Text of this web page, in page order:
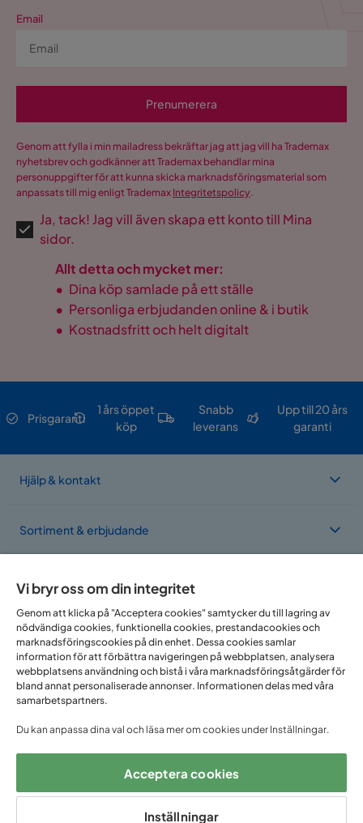
Email
Prenumerera
Genom att fylla i min mailadress bekräftar jag att jag vill ha Trademax
nyhetsbrev och godkänner att Trademax behandlar mina
personuppgifter för att kunna skicka marknadsföringsmaterial som
anpassats till mig enligt Trademax Integritetspolicy.
Ja, tack! Jag vill även skapa ett konto till Mina
sidor.
Allt detta och mycket mer:
• Dina köp samlade på ett ställe
• Personliga erbjudanden online & i butik
• Kostnadsfritt och helt digitalt
Prisgaranti
1 års öppet
köp
Snabb
leverans
Upp till 20 års
garanti
Hjälp & kontakt
Sortiment & erbjudande
Vi finns i flera länder
Följ oss på:
Vi bryr oss om din integritet
Genom att klicka på "Acceptera cookies" samtycker du till lagring av
nödvändiga cookies, funktionella cookies, prestandacookies och
marknadsföringscookies på din enhet. Dessa cookies samlar
information för att förbättra navigeringen på webbplatsen, analysera
webbplatsens användning och bistå i våra marknadsföringsåtgärder för
bland annat personaliserade annonser. Informationen delas med våra
samarbetspartners.
Du kan anpassa dina val och läsa mer om cookies under Inställningar.
Acceptera cookies
Inställningar